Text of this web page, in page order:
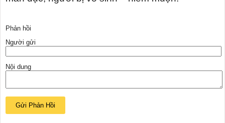
Phản hồi
Người gửi
Nội dung